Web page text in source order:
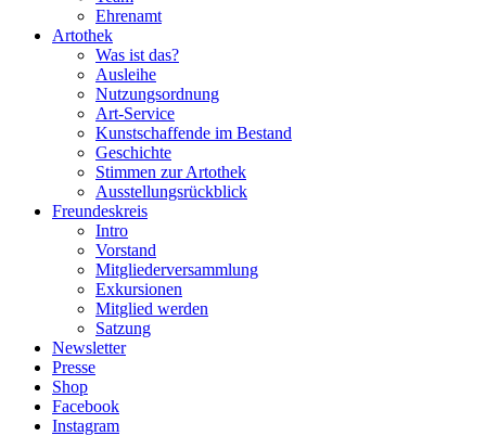
Ehrenamt
Artothek
Was ist das?
Ausleihe
Nutzungsordnung
Art-Service
Kunstschaffende im Bestand
Geschichte
Stimmen zur Artothek
Ausstellungsrückblick
Freundeskreis
Intro
Vorstand
Mitgliederversammlung
Exkursionen
Mitglied werden
Satzung
Newsletter
Presse
Shop
Facebook
Instagram